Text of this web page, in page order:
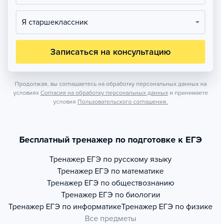
Я старшеклассник
Записаться на консультацию
Продолжая, вы соглашаетесь на обработку персональных данных на
условиях Согласия на обработку персональных данных и принимаете
условия Пользовательского соглашения.
Бесплатный тренажер по подготовке к ЕГЭ
Тренажер ЕГЭ по русскому языку
Тренажер ЕГЭ по математике
Тренажер ЕГЭ по обществознанию
Тренажер ЕГЭ по биологии
Тренажер ЕГЭ по информатикеТренажер ЕГЭ по физике
Все предметы